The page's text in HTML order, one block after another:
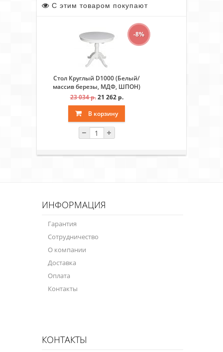
С этим товаром покупают
-8%
Стол Круглый D1000 (Белый/
массив березы, МДФ, ШПОН)
23 034 р. 21 262 р.
В корзину
ИНФОРМАЦИЯ
Гарантия
Сотрудничество
О компании
Доставка
Оплата
Контакты
КОНТАКТЫ